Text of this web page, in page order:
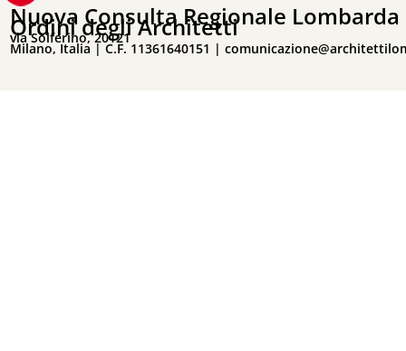
Nuova Consulta Regionale
Ordini degli Architetti
via Solferino, 20121
Milano, Italia | C.F. 11361640151 |